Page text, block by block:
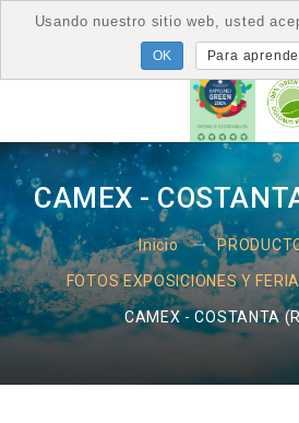
CAMEX -
Inicio
FOTOS EXPOSICIONES Y
CAMEX - COSTANTA
Usando nuestro sitio web, usted
Para